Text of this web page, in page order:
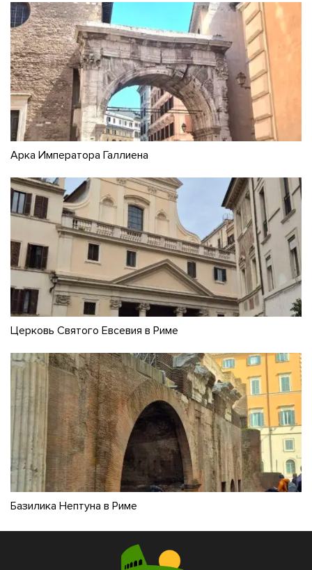
Арка Императора Галлиена
Церковь Святого Евсевия в Риме
Базилика Нептуна в Риме